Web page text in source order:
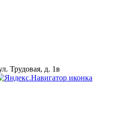
Трудовая, д. 1в